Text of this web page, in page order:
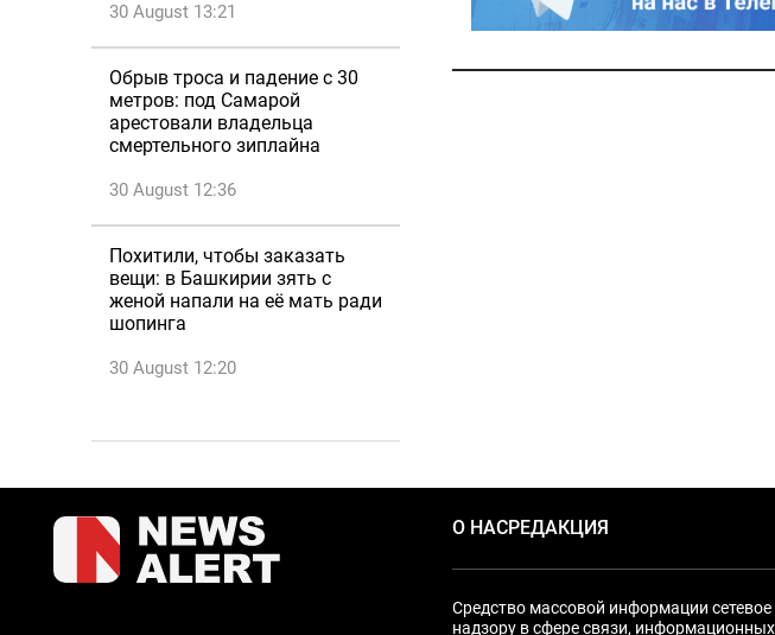
30 August 13:21
Обрыв троса и падение с 30
метров: под Самарой
арестовали владельца
смертельного зиплайна
30 August 12:36
Похитили, чтобы заказать
вещи: в Башкирии зять с
женой напали на её мать ради
шопинга
30 August 12:20
О НАСРЕДАКЦИЯ
Средство массовой информации
надзору в сфере связи,